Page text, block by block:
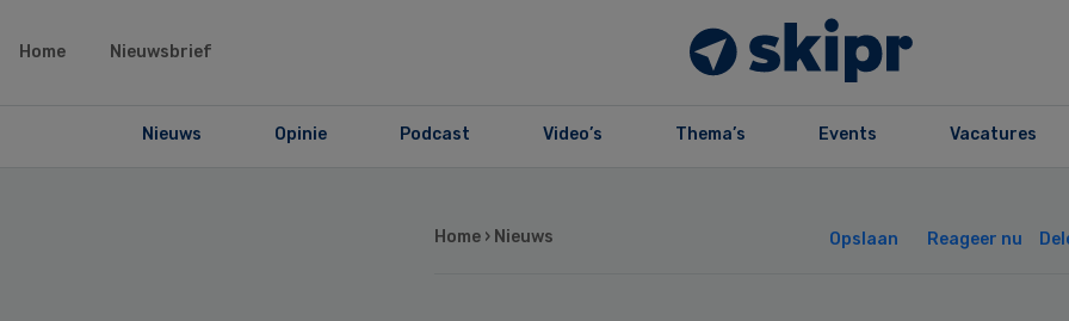
Home Nieuwsbrief
Nieuws Opinie Podcast Video’s Thema’s Events Vacatures
Home › Nieuws Opslaan Reageer nu